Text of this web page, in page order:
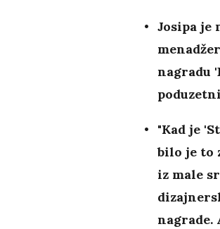
Josipa je
nagradu
"Kad je
bilo je to
iz male
nagrade.